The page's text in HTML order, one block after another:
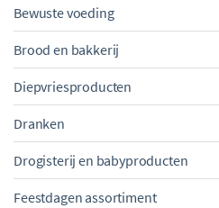
Bewuste voeding
Brood en bakkerij
Diepvriesproducten
Dranken
Drogisterij en babyproducten
Feestdagen assortiment